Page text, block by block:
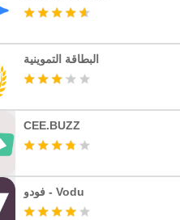
البطاقة التموينية
CEE.BUZZ
فودو - Vodu